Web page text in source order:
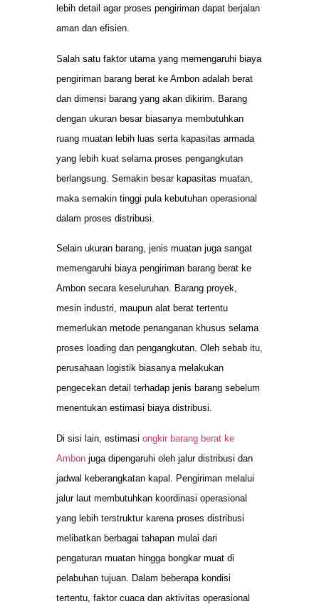
lebih detail agar proses pengiriman dapat berjalan
aman dan efisien.
Salah satu faktor utama yang memengaruhi biaya
pengiriman barang berat ke Ambon adalah berat
dan dimensi barang yang akan dikirim. Barang
dengan ukuran besar biasanya membutuhkan
ruang muatan lebih luas serta kapasitas armada
yang lebih kuat selama proses pengangkutan
berlangsung. Semakin besar kapasitas muatan,
maka semakin tinggi pula kebutuhan operasional
dalam proses distribusi.
Selain ukuran barang, jenis muatan juga sangat
memengaruhi biaya pengiriman barang berat ke
Ambon secara keseluruhan. Barang proyek,
mesin industri, maupun alat berat tertentu
memerlukan metode penanganan khusus selama
proses loading dan pengangkutan. Oleh sebab itu,
perusahaan logistik biasanya melakukan
pengecekan detail terhadap jenis barang sebelum
menentukan estimasi biaya distribusi.
Di sisi lain, estimasi ongkir barang berat ke
Ambon juga dipengaruhi oleh jalur distribusi dan
jadwal keberangkatan kapal. Pengiriman melalui
jalur laut membutuhkan koordinasi operasional
yang lebih terstruktur karena proses distribusi
melibatkan berbagai tahapan mulai dari
pengaturan muatan hingga bongkar muat di
pelabuhan tujuan. Dalam beberapa kondisi
tertentu, faktor cuaca dan aktivitas operasional